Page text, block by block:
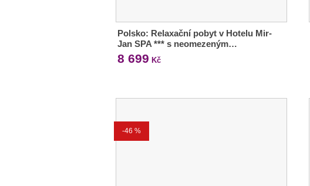
Polsko: Relaxační pobyt v Hotelu Mir-
Jan SPA *** s neomezeným…
8 699 Kč
-46 %